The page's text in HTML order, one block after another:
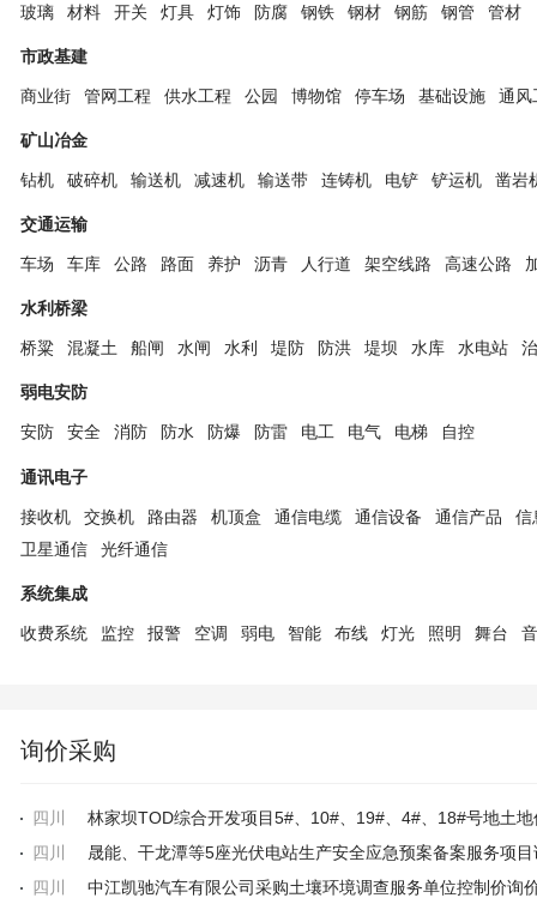
玻璃 材料 开关 灯具 灯饰 防腐 钢铁 钢材 钢筋 钢管 管材
市政基建
商业街 管网工程 供水工程 公园 博物馆 停车场 基础设施 通风
矿山冶金
钻机 破碎机 输送机 减速机 输送带 连铸机 电铲 铲运机 凿岩
交通运输
车场 车库 公路 路面 养护 沥青 人行道 架空线路 高速公路
水利桥梁
桥粱 混凝土 船闸 水闸 水利 堤防 防洪 堤坝 水库 水电站
弱电安防
安防 安全 消防 防水 防爆 防雷 电工 电气 电梯 自控
通讯电子
接收机 交换机 路由器 机顶盒 通信电缆 通信设备 通信产品
信
卫星通信
光纤通信
系统集成
收费系统 监控 报警 空调 弱电 智能 布线 灯光 照明 舞台
询价采购
四川
四川
四川